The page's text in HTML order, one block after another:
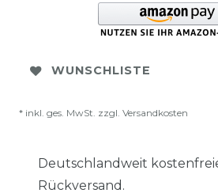
WUNSCHLISTE
* inkl. ges. MwSt. zzgl. Versandkosten
Deutschlandweit
Rückversand.